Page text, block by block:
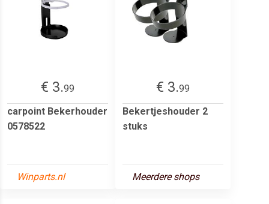
€ 3.99
carpoint Bekerhouder
0578522
Winparts.nl
€ 3.99
Bekertjeshouder 2
stuks
Meerdere shops